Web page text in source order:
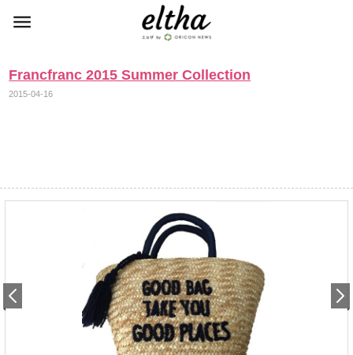
Francfranc 2015 Summer Collection
2015-04-16